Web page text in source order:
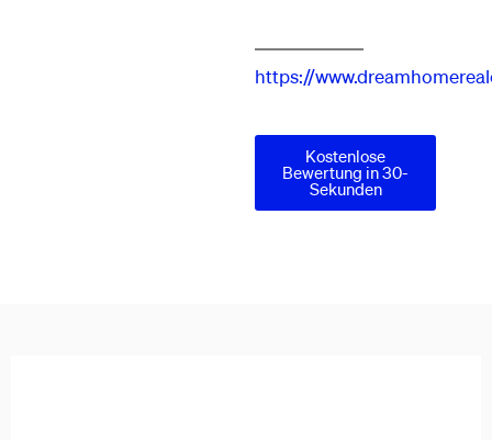
https://
Kostenlose
Bewertung in 30-
Sekunden